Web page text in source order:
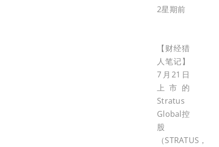
2星期前
【财经猎
人笔记】
7月21日
上市的
Stratus
Global控
股
（STRATUS，